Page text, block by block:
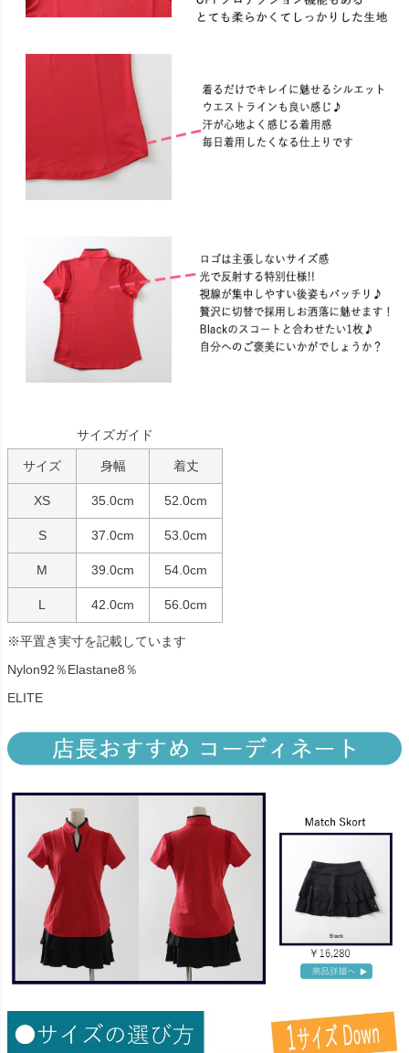
サイズガイド
サイズ 身幅 着丈
XS 35.0cm 52.0cm
S 37.0cm 53.0cm
M 39.0cm 54.0cm
L 42.0cm 56.0cm
※平置き実寸を記載しています
Nylon92％Elastane8％
ELITE